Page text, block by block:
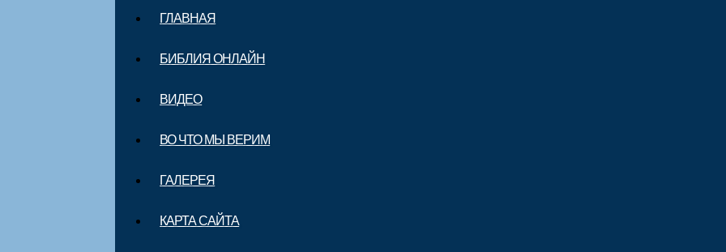
Main menu
ГЛАВНАЯ
БИБЛИЯ ОНЛАЙН
ВИДЕО
ВО ЧТО МЫ ВЕРИМ
ГАЛЕРЕЯ
КАРТА САЙТА